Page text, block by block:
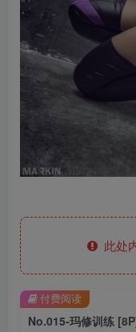
此处
No.015-玛修训练
付费阅读